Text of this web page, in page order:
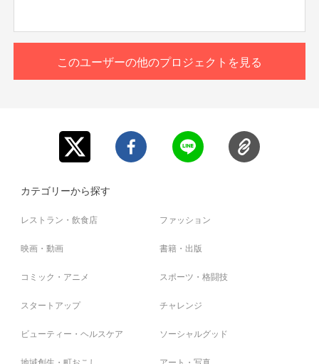
て制作いたします。
※当社が規定する【ご支援にあたっての注意事項】(本文記
載)に違反していると確認された場合は、いかなる理由に
このユーザーの他のプロジェクトを見る
カテゴリーから探す
レストラン・飲食店 ファッション
映画・動画 書籍・出版
コミック・アニメ スポーツ・格闘技
スタートアップ チャレンジ
ビューティー・ヘルスケア ソーシャルグッド